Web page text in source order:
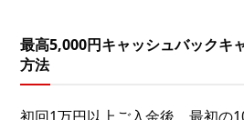
最高5,000円キャッシュバックキ
方法